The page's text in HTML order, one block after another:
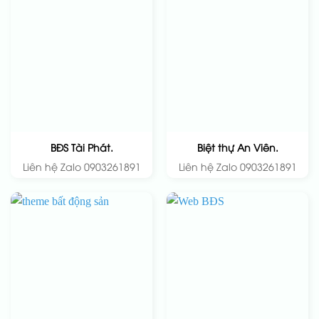
BĐS Tài Phát.
Liên hệ Zalo 0903261891
Biệt thự An Viên.
Liên hệ Zalo 0903261891